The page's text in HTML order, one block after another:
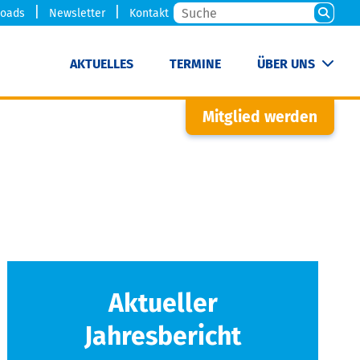
Newsletter Kontakt
AKTUELLES TERMINE ÜBER UNS
Mitglied werden
Aktueller
Jahresbericht